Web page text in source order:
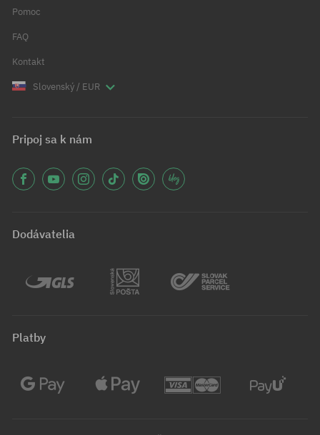
Pomoc
FAQ
Kontakt
Slovenský / EUR
Pripoj sa k nám
Dodávatelia
Platby